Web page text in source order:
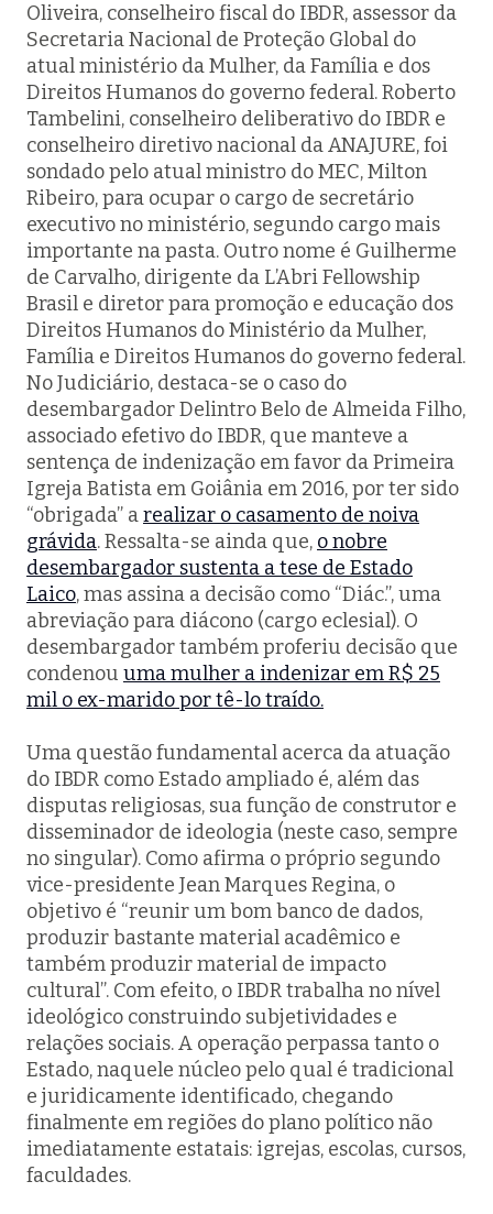
Oliveira, conselheiro fiscal do IBDR, assessor da
Secretaria Nacional de Proteção Global do
atual ministério da Mulher, da Família e dos
Direitos Humanos do governo federal. Roberto
Tambelini, conselheiro deliberativo do IBDR e
conselheiro diretivo nacional da ANAJURE, foi
sondado pelo atual ministro do MEC, Milton
Ribeiro, para ocupar o cargo de secretário
executivo no ministério, segundo cargo mais
importante na pasta. Outro nome é Guilherme
de Carvalho, dirigente da L’Abri Fellowship
Brasil e diretor para promoção e educação dos
Direitos Humanos do Ministério da Mulher,
Família e Direitos Humanos do governo federal.
No Judiciário, destaca-se o caso do
desembargador Delintro Belo de Almeida Filho,
associado efetivo do IBDR, que manteve a
sentença de indenização em favor da Primeira
Igreja Batista em Goiânia em 2016, por ter sido
“obrigada” arealizar o casamento de noiva
grávida. Ressalta-se ainda que, o nobre
desembargador sustenta a tese de Estado
Laico, mas assina a decisão como “Diác.”, uma
abreviação para diácono (cargo eclesial). O
desembargador também proferiu decisão que
condenou uma mulher a indenizar em R$ 25
mil o ex-marido por tê-lo traído.
Uma questão fundamental acerca da atuação
do IBDR como Estado ampliado é, além das
disputas religiosas, sua função de construtor e
disseminador de ideologia (neste caso, sempre
no singular). Como afirma o próprio segundo
vice-presidente Jean Marques Regina, o
objetivo é “reunir um bom banco de dados,
produzir bastante material acadêmico e
também produzir material de impacto
cultural”. Com efeito, o IBDR trabalha no nível
ideológico construindo subjetividades e
relações sociais. A operação perpassa tanto o
Estado, naquele núcleo pelo qual é tradicional
e juridicamente identificado, chegando
finalmente em regiões do plano político não
imediatamente estatais: igrejas, escolas, cursos,
faculdades.